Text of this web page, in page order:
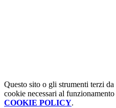
Questo sito o gli strumenti terzi
cookie necessari al
COOKIE POLICY.